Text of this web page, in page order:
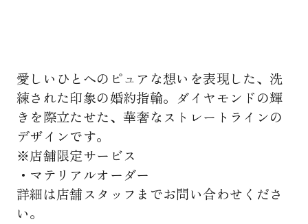
愛しいひとへのピュアな想いを表現した、洗
練された印象の婚約指輪。ダイヤモンドの輝
きを際立たせた、華奢なストレートラインの
デザインです。
※店舗限定サービス
・マテリアルオーダー
詳細は店舗スタッフまでお問い合わせくださ
い。